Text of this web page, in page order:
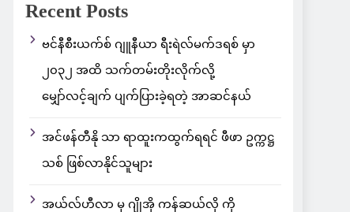
Recent Posts
ဗင်နီစီးယက်စ် ဂျူနီယာ ရီးရဲလ်မက်ဒရစ် မှာ
၂၀၃၂ အထိ သက်တမ်းတိုးလိုက်လို့
မျှော်လင့်ချက် ပျက်ပြားခဲ့ရတဲ့ အာဆင်နယ်
အင်ဖန်တီနို သာ ရာထူးကထွက်ရရင် ဖီဖာ ဥက္ကဋ္ဌ
သစ် ဖြစ်လာနိုင်သူများ
အယ်လ်ဟီလာ မှ ဂျိုအို ကန်ဆယ်လို ကို